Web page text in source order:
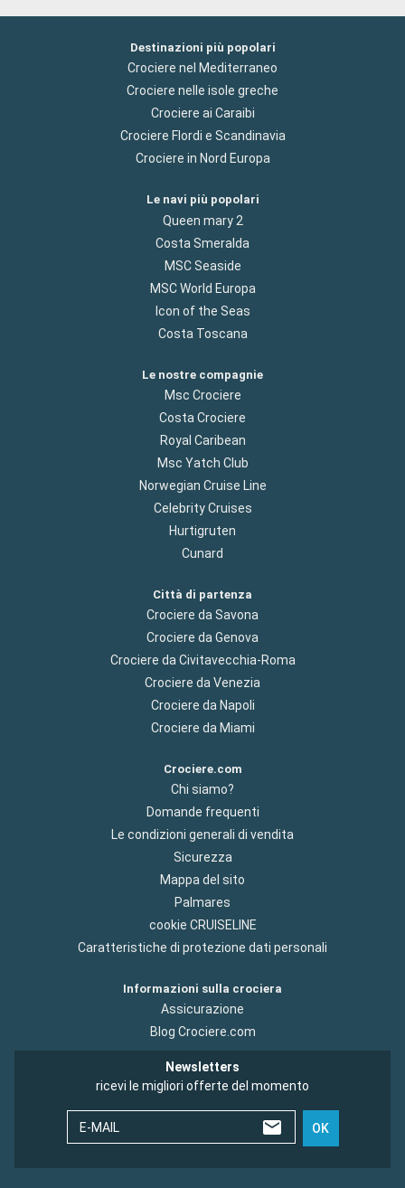
Destinazioni più popolari
Crociere nel Mediterraneo
Crociere nelle isole greche
Crociere ai Caraibi
Crociere Flordi e Scandinavia
Crociere in Nord Europa
Le navi più popolari
Queen mary 2
Costa Smeralda
MSC Seaside
MSC World Europa
Icon of the Seas
Costa Toscana
Le nostre compagnie
Msc Crociere
Costa Crociere
Royal Caribean
Msc Yatch Club
Norwegian Cruise Line
Celebrity Cruises
Hurtigruten
Cunard
Città di partenza
Crociere da Savona
Crociere da Genova
Crociere da Civitavecchia-Roma
Crociere da Venezia
Crociere da Napoli
Crociere da Miami
Crociere.com
Chi siamo?
Domande frequenti
Le condizioni generali di vendita
Sicurezza
Mappa del sito
Palmares
cookie CRUISELINE
Caratteristiche di protezione dati personali
Informazioni sulla crociera
Assicurazione
Blog Crociere.com
Newsletters
ricevi le migliori offerte del momento
E-MAIL OK